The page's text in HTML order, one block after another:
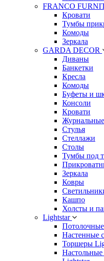
FRANCO
Кровати
Тумбы
Комоды
Зеркала
GARDA DECOR
Диваны
Банкетки
Кресла
Комоды
Буфеты и
Консоли
Кровати
Стулья
Стеллажи
Столы
Тумбы под
Зеркала
Ковры
Кашпо
Холсты и
Lightstar
Настенные
Торшеры